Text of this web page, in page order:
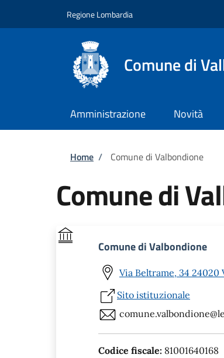
Regione Lombardia
Comune di
Amministrazione Novità
Briciole di pane
Home / Comune di Valbondione
Comune di
Comune di Valbondione
Via Beltrame, 34 24020
Sito istituzionale
Codice fiscale: 81001640168